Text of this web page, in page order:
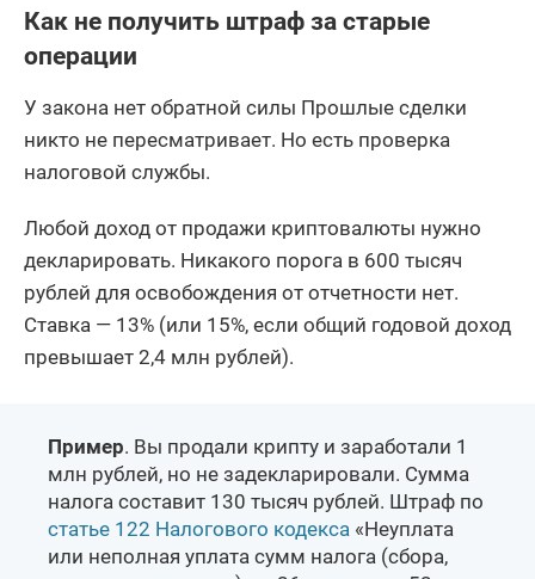
Как не получить штраф за старые
операции
У закона нет обратной силы Прошлые сделки
никто не пересматривает. Но есть проверка
налоговой службы.
Любой доход от продажи криптовалюты нужно
декларировать. Никакого порога в 600 тысяч
рублей для освобождения от отчетности нет.
Ставка — 13% (или 15%, если общий годовой доход
превышает 2,4 млн рублей).
Пример. Вы продали крипту и заработали 1
млн рублей, но не задекларировали. Сумма
налога составит 130 тысяч рублей. Штраф по
статье 122 Налогового кодекса «Неуплата
или неполная уплата сумм налога (сбора,